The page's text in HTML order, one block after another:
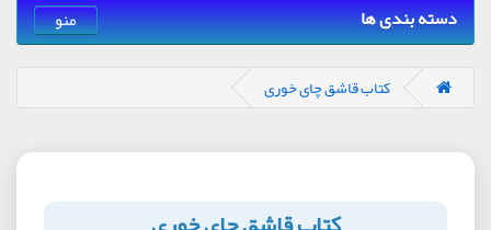
دسته بندی ها منو
کتاب قاشق چای خوری